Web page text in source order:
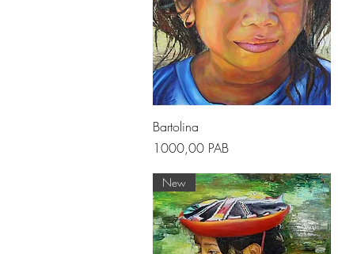
Bartolina
Prezzo
1000,00 PAB
New